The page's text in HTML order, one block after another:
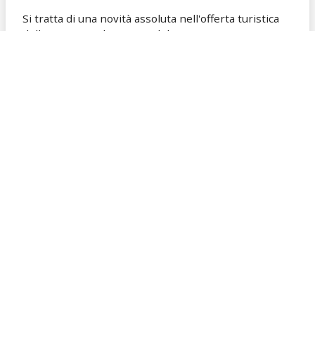
Si tratta di una novità assoluta nell'offerta turistica
della provincia di Latina e del Lazio. Per questo